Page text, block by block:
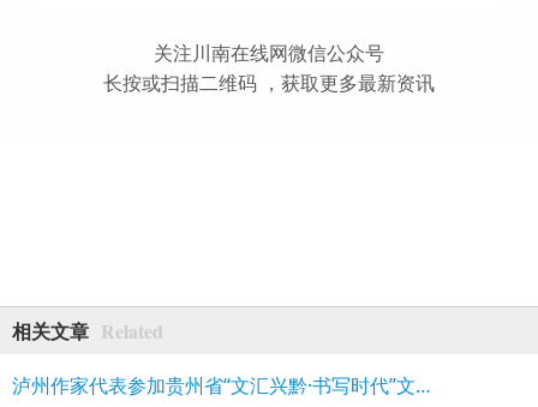
关注川南在线网微信公众号
长按或扫描二维码 ，获取更多最新资讯
相关文章 Related
泸州作家代表参加贵州省“文汇兴黔·书写时代”文学名家采风行活动